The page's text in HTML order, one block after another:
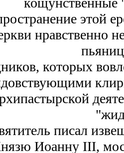
этой
нравственно
которых
писал
Иоанну III,